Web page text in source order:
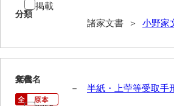
堅田家文書（一般郷土伝来）
分類
諸家文書 ＞ 小野家
掲載
16
文書名
半紙・上苧等受取手
年代
－